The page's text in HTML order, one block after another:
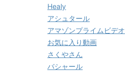
Healy
アシュタール
アマゾンプライムビデオ
お気に入り動画
さくやさん
バシャール